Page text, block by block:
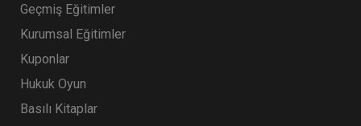
Ticaret Hukuku Kongresi - X. Oturum: KIYMETLİ
EVRAK Video Kaydı
360 TL
Geçmiş Eğitimler
Kurumsal Eğitimler
Kuponlar
Hukuk Oyun
Basılı Kitaplar